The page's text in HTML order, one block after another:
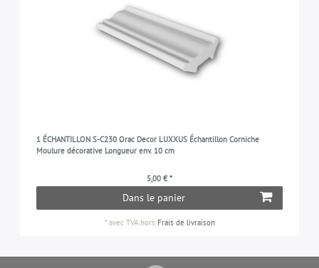
1 ÉCHANTILLON S-C230 Orac Decor LUXXUS Échantillon Corniche
Moulure décorative Longueur env. 10 cm
5,00 € *
Dans le panier
*avec TVAhors Frais de livraison